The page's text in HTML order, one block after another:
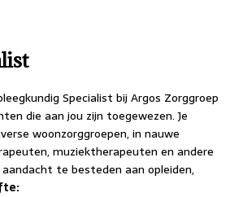
Specialist bij Argos Zorggroep
die aan jou zijn toegewezen. Je
woonzorggroepen, in nauwe
muziektherapeuten en andere
te besteden aan opleiden,